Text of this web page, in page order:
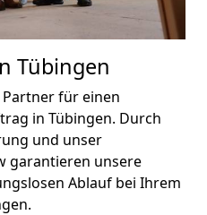
Tübingen
für einen
in Tübingen. Durch
und unser
garantieren unsere
Ablauf bei Ihrem